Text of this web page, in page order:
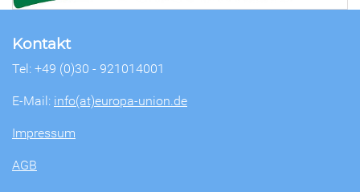
Kontakt
Tel: +49 (0)30 - 921014001
E-Mail: info(at)europa-union.de
Impressum
AGB